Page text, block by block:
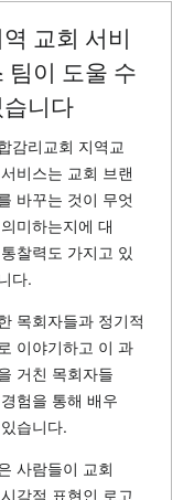
교회 서비
팀이 도울 수
니다
감리교회 지역교
비스는 교회 브랜
바꾸는 것이 무엇
미하는지에 대
찰력도 가지고 있
다.
목회자들과 정기적
이야기하고 이 과
거친 목회자들
험을 통해 배우
습니다.
사람들이 교회
각적 표현인 로고